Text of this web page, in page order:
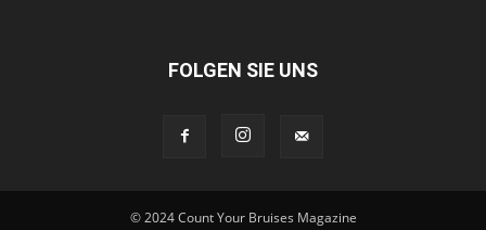
FOLGEN SIE UNS
© 2024 Count Your Bruises Magazine